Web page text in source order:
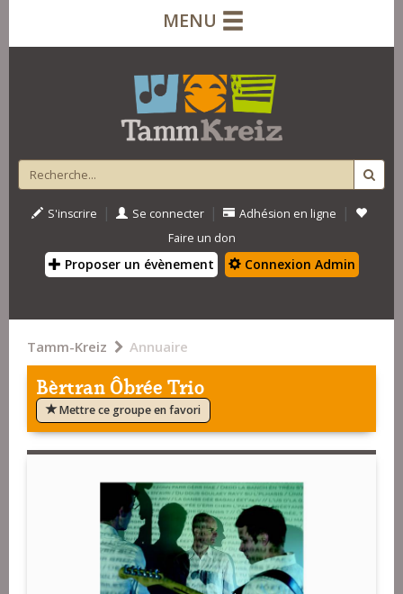
MENU
S'inscrire | Se connecter | Adhésion en ligne |
Faire un don
Proposer un évènement Connexion Admin
Tamm-Kreiz Annuaire
Bèrtran Ôbrée Trio
Mettre ce groupe en favori